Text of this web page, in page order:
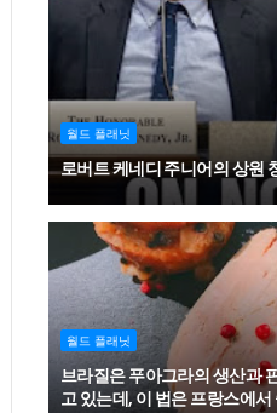
월드 플래닛
로버트 케네디 주니어의 상원
월드 플래닛
브라질은 푸아그라의 생산과
고 있는데, 이 법은 프랑스에